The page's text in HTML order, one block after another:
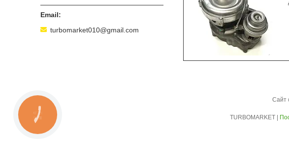
turbomarket010@gmail.com
Сайт
КНОПКА
ЗВ'ЯЗКУ